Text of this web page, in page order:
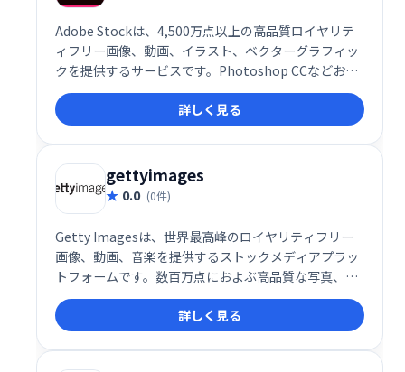
Adobe Stockは、4,500万点以上の高品質ロイヤリテ
ィフリー画像、動画、イラスト、ベクターグラフィッ
クを提供するサービスです。Photoshop CCなどおな
じみのAdobeアプリと連携し、Creative Cloud
Librariesから直接アクセスできます。デザインプロジ
ェクトに最適な素材を簡単に探し、すぐに利用可能で
す。
詳しく見る
gettyimages
0.0 (0件)
Getty Imagesは、世界最高峰のロイヤリティフリー
画像、動画、音楽を提供するストックメディアプラッ
トフォームです。数百万点におよぶ高品質な写真、イ
ラスト、ビデオ、音楽素材から、あらゆるクリエイテ
ィブプロジェクトに最適な素材を見つけられます。受
賞歴のある作品を含む幅広いコレクションと、信頼で
きるブランドによるサポートで、あなたの表現を豊か
詳しく見る